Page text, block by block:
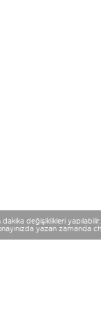
değişiklikleri
yazan zamanda